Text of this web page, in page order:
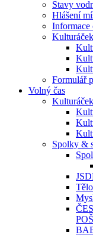
Stavy
Hlášení
Informace
Kulturáček
Formulář
Volný čas
Kulturáček
Spolky &